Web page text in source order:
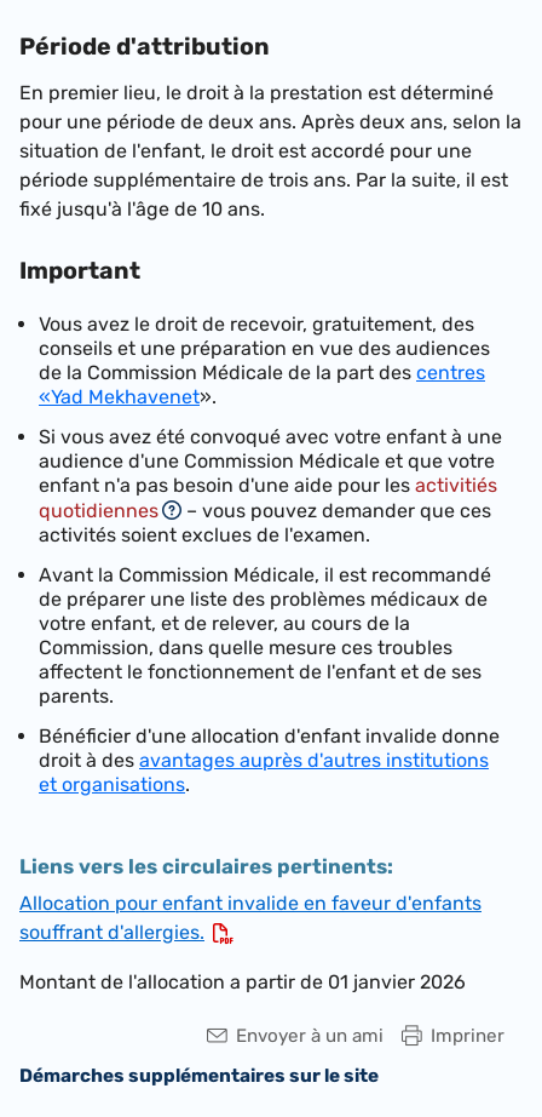
Période d'attribution
En premier lieu, le droit à la prestation est déterminé
pour une période de deux ans. Après deux ans, selon la
situation de l'enfant, le droit est accordé pour une
période supplémentaire de trois ans. Par la suite, il est
fixé jusqu'à l'âge de 10 ans.
Important
Vous avez le droit de recevoir, gratuitement, des
conseils et une préparation en vue des audiences
de la Commission Médicale de la part des centres
«Yad Mekhavenet».
Si vous avez été convoqué avec votre enfant à une
audience d'une Commission Médicale et que votre
enfant n'a pas besoin d'une aide pour les activitiés
quotidiennes
– vous pouvez demander que ces
activités soient exclues de l'examen.
Avant la Commission Médicale, il est recommandé
de préparer une liste des problèmes médicaux de
votre enfant, et de relever, au cours de la
Commission, dans quelle mesure ces troubles
affectent le fonctionnement de l'enfant et de ses
parents.
Bénéficier d'une allocation d'enfant invalide donne
droit à des avantages auprès d'autres institutions
et organisations.
Liens vers les circulaires pertinents:
Allocation pour enfant invalide en faveur d'enfants
souffrant d'allergies.
Montant de l'allocation a partir de 01 janvier 2026
Impriner
Envoyer à un ami
Démarches supplémentaires sur le site